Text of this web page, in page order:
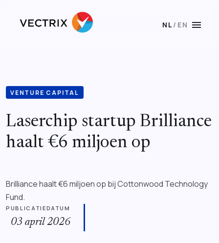
NL / EN menu
VENTURE CAPITAL
Laserchip startup Brilliance
haalt €6 miljoen op
Brilliance haalt €6 miljoen op bij Cottonwood Technology
Fund.
PUBLICATIEDATUM
03 april 2026